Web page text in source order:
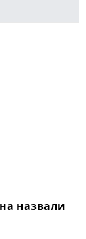
назвали